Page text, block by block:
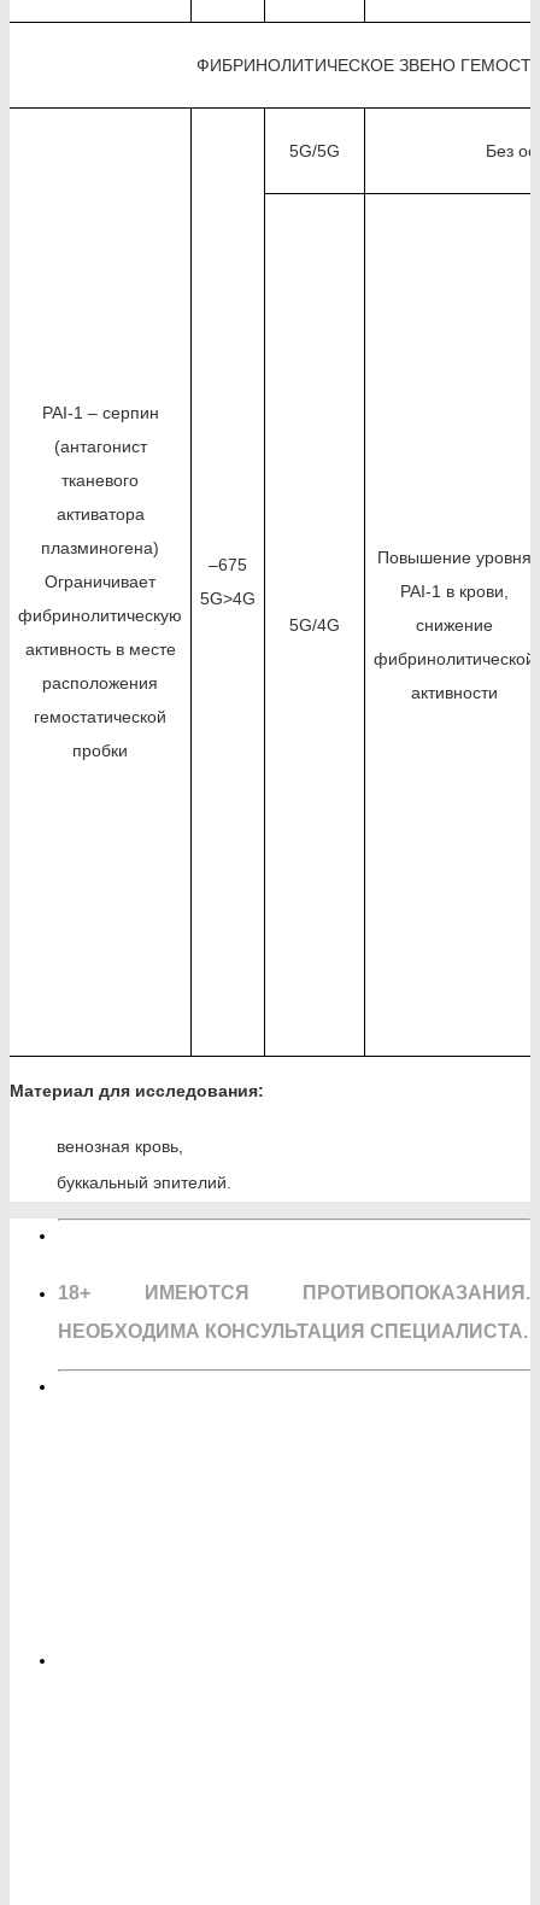
ФИБРИНОЛИТИЧЕСКОЕ ЗВЕНО
PAI-1 – серпин
(антагонист
тканевого
активатора
плазминогена)
Ограничивает
фибринолитическую
активность в месте
расположения
гемостатической
пробки
–675
5G>4G
5G/5G Без
5G/4G
Повышение уровня
PAI-1 в крови,
снижение
фибринолитической
активности
Материал для исследования:
венозная кровь,
буккальный эпителий.
18+ ИМЕЮТСЯ ПРОТИВОПОКАЗАНИЯ.
НЕОБХОДИМА КОНСУЛЬТАЦИЯ СПЕЦИАЛИСТА.